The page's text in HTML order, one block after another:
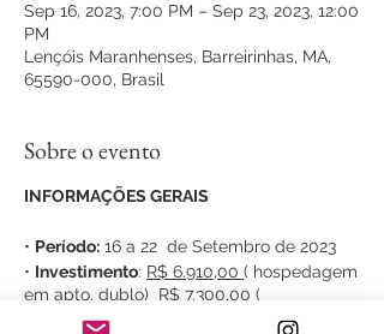
Sep 16, 2023, 7:00 PM – Sep 23, 2023, 12:00
PM
Lençóis Maranhenses, Barreirinhas, MA,
65590-000, Brasil
Sobre o evento
INFORMAÇÕES GERAIS
• Período: 16 a 22 de Setembro de 2023
• Investimento: R$ 6.910,00 ( hospedagem
em apto. dublo) R$ 7.300,00 (
hospedagem em apto. single )